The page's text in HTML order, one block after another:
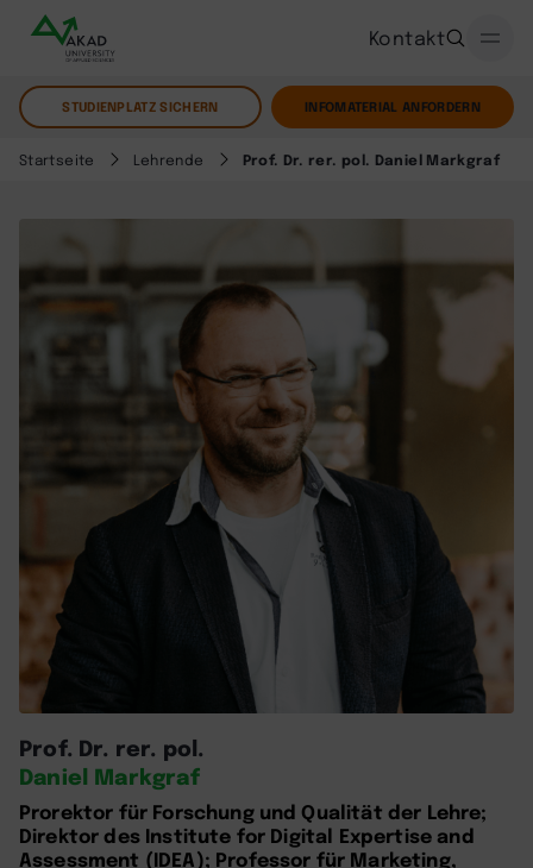
Kontakt
STUDIENPLATZ SICHERN INFOMATERIAL ANFORDERN
Startseite Lehrende Prof. Dr. rer. pol. Daniel Markgraf
Prof. Dr. rer. pol.
Daniel Markgraf
Prorektor für Forschung und Qualität der Lehre;
Direktor des Institute for Digital Expertise and
Assessment (IDEA); Professor für Marketing,